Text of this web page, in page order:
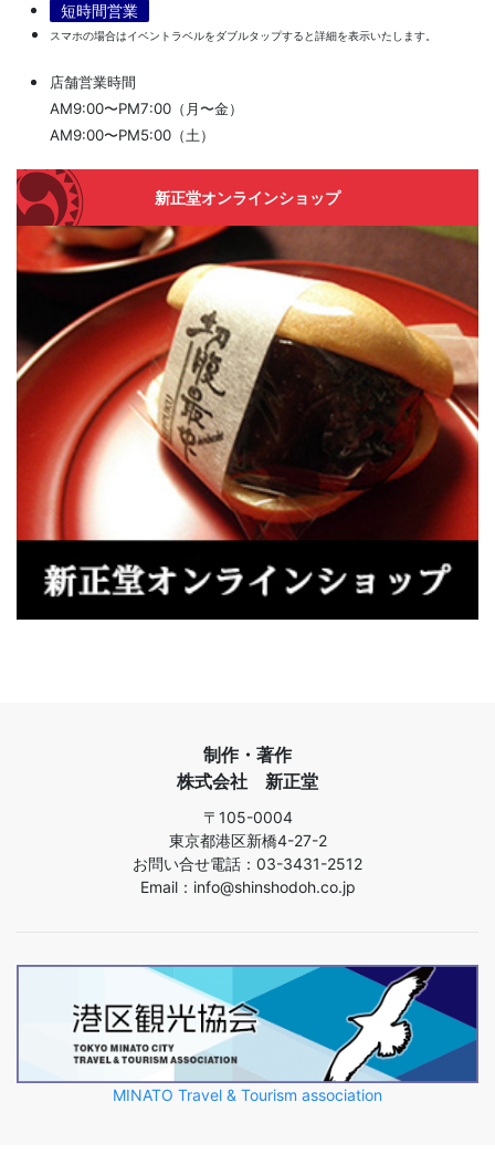
短時間営業
スマホの場合はイベントラベルをダブルタップすると詳細を表示いたします。
店舗営業時間
AM9:00〜PM7:00（月〜金）
AM9:00〜PM5:00（土）
新正堂オンラインショップ
制作・著作
株式会社 新正堂
〒105-0004
東京都港区新橋4-27-2
お問い合せ電話：03-3431-2512
Email：info@shinshodoh.co.jp
MINATO Travel & Tourism association